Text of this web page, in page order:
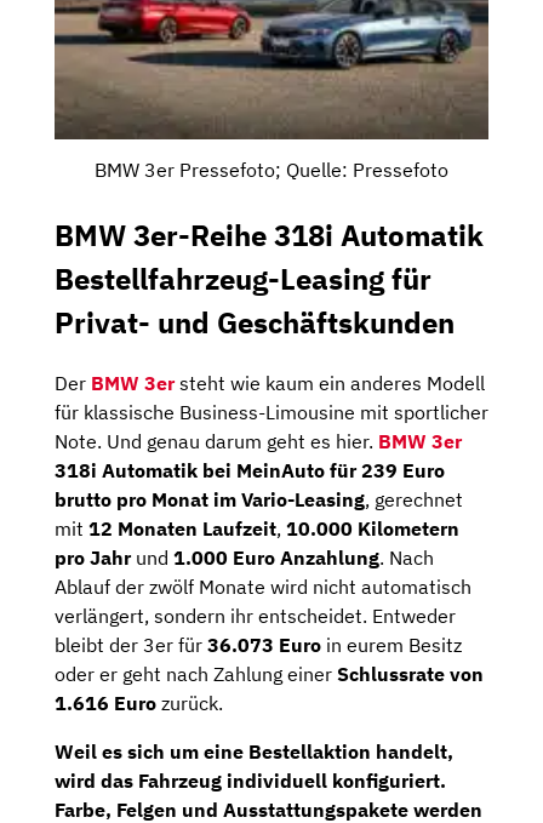
BMW 3er Pressefoto; Quelle: Pressefoto
BMW 3er-Reihe 318i Automatik
Bestellfahrzeug-Leasing für
Privat- und Geschäftskunden
Der BMW 3ersteht wie kaum ein anderes Modell
für klassische Business-Limousine mit sportlicher
Note. Und genau darum geht es hier. BMW 3er
318i Automatik bei MeinAuto für 239 Euro
brutto pro Monat im Vario-Leasing, gerechnet
mit 12 Monaten Laufzeit, 10.000 Kilometern
pro Jahrund 1.000 Euro Anzahlung. Nach
Ablauf der zwölf Monate wird nicht automatisch
verlängert, sondern ihr entscheidet. Entweder
bleibt der 3er für 36.073 Euro in eurem Besitz
oder er geht nach Zahlung einer Schlussrate von
1.616 Euro zurück.
Weil es sich um eine Bestellaktion handelt,
wird das Fahrzeug individuell konfiguriert.
Farbe, Felgen und Ausstattungspakete werden